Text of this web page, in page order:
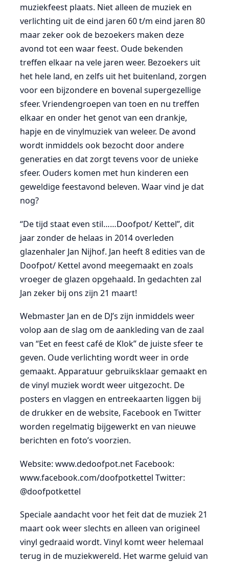
muziekfeest plaats. Niet alleen de muziek en
verlichting uit de eind jaren 60 t/m eind jaren 80
maar zeker ook de bezoekers maken deze
avond tot een waar feest. Oude bekenden
treffen elkaar na vele jaren weer. Bezoekers uit
het hele land, en zelfs uit het buitenland, zorgen
voor een bijzondere en bovenal supergezellige
sfeer. Vriendengroepen van toen en nu treffen
elkaar en onder het genot van een drankje,
hapje en de vinylmuziek van weleer. De avond
wordt inmiddels ook bezocht door andere
generaties en dat zorgt tevens voor de unieke
sfeer. Ouders komen met hun kinderen een
geweldige feestavond beleven. Waar vind je dat
nog?
“De tijd staat even stil……Doofpot/ Kettel”, dit
jaar zonder de helaas in 2014 overleden
glazenhaler Jan Nijhof. Jan heeft 8 edities van de
Doofpot/ Kettel avond meegemaakt en zoals
vroeger de glazen opgehaald. In gedachten zal
Jan zeker bij ons zijn 21 maart!
Webmaster Jan en de DJ’s zijn inmiddels weer
volop aan de slag om de aankleding van de zaal
van “Eet en feest café de Klok” de juiste sfeer te
geven. Oude verlichting wordt weer in orde
gemaakt. Apparatuur gebruiksklaar gemaakt en
de vinyl muziek wordt weer uitgezocht. De
posters en vlaggen en entreekaarten liggen bij
de drukker en de website, Facebook en Twitter
worden regelmatig bijgewerkt en van nieuwe
berichten en foto’s voorzien.
Website: www.dedoofpot.net Facebook:
www.facebook.com/doofpotkettel Twitter:
@doofpotkettel
Speciale aandacht voor het feit dat de muziek 21
maart ook weer slechts en alleen van origineel
vinyl gedraaid wordt. Vinyl komt weer helemaal
terug in de muziekwereld. Het warme geluid van